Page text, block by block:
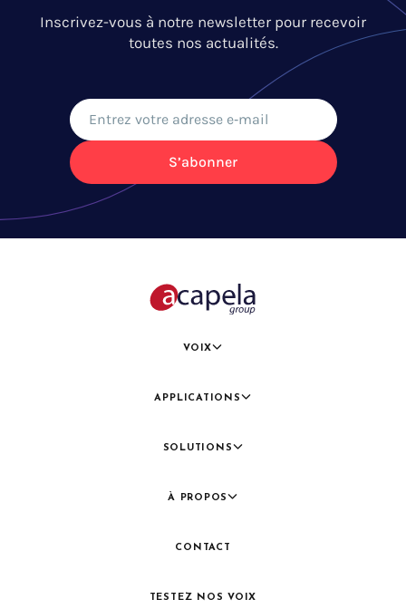
Inscrivez-vous à notre newsletter pour recevoir
toutes nos actualités.
S’abonner
VOIX
APPLICATIONS
SOLUTIONS
À PROPOS
CONTACT
TESTEZ NOS VOIX